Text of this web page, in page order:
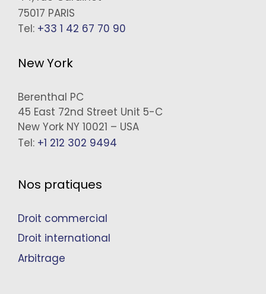
75017 PARIS
Tel: +33 1 42 67 70 90
New York
Berenthal PC
45 East 72nd Street Unit 5-C
New York NY 10021 – USA
Tel: +1 212 302 9494
Nos pratiques
Droit commercial
Droit international
Arbitrage